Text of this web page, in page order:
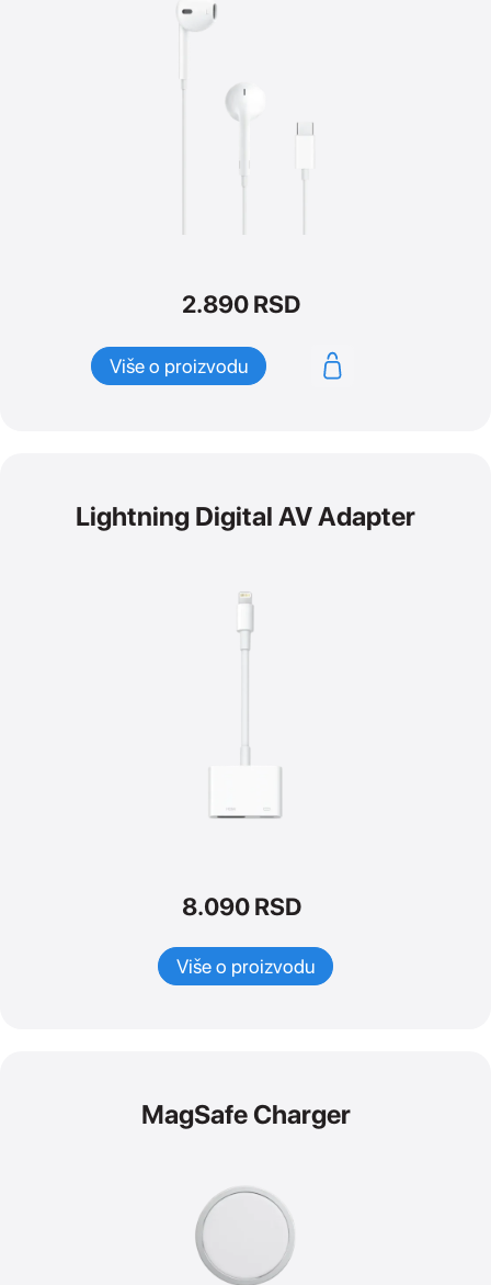
2.890RSD
Više o proizvodu
Lightning Digital AV Adapter
8.090RSD
Više o proizvodu
MagSafe Charger